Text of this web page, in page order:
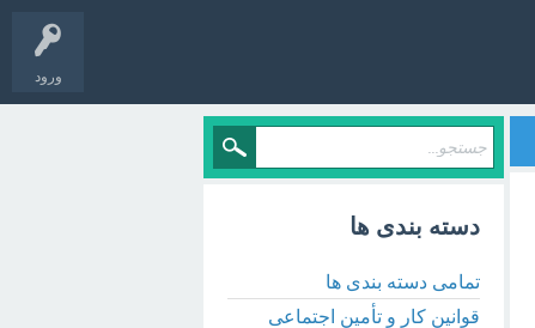
ورود
دسته بندی ها
تمامی دسته بندی ها
قوانین کار و تأمین اجتماعی